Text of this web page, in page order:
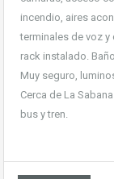
incendio, aires
terminales de voz
rack instalado.
Muy seguro,
Cerca de La
bus y tren.